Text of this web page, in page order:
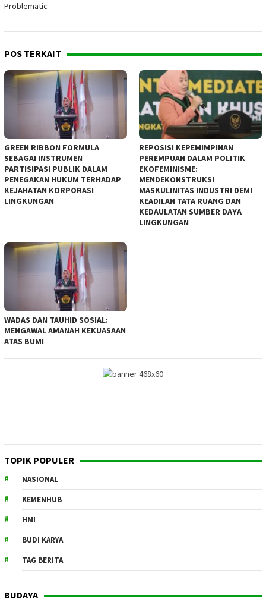
Problematic
POS TERKAIT
GREEN RIBBON FORMULA
SEBAGAI INSTRUMEN
PARTISIPASI PUBLIK DALAM
PENEGAKAN HUKUM TERHADAP
KEJAHATAN KORPORASI
LINGKUNGAN
REPOSISI KEPEMIMPINAN
PEREMPUAN DALAM POLITIK
EKOFEMINISME:
MENDEKONSTRUKSI
MASKULINITAS INDUSTRI DEMI
KEADILAN TATA RUANG DAN
KEDAULATAN SUMBER DAYA
LINGKUNGAN
WADAS DAN TAUHID SOSIAL:
MENGAWAL AMANAH KEKUASAAN
ATAS BUMI
TOPIK POPULER
NASIONAL
KEMENHUB
HMI
BUDI KARYA
TAG BERITA
BUDAYA